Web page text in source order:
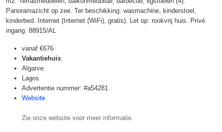
Panoramazicht op zee. Ter beschikking: wasmachine, kinderstoel,
kinderbed. Internet (Internet (WiFi), gratis). Let op: rookvrij huis. Privé
ingang. 88915/AL
vanaf €676
Vakantiehuis
Algarve
Lagos
Advertentie nummer: #a54281
Website
Zie onze website voor meer informatie.